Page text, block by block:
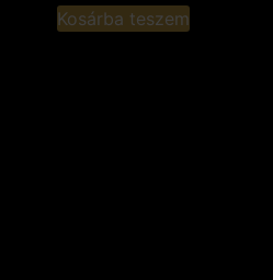
Kosárba teszem